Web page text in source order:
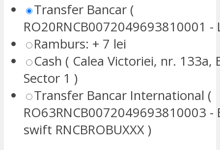
Transfer Bancar (
RO20RNCB0072049693810001 -
Ramburs: + 7 lei
Cash ( Calea Victoriei, nr. 133a,
Sector 1 )
Transfer Bancar International (
RO63RNCB0072049693810003 -
swift RNCBROBUXXX )